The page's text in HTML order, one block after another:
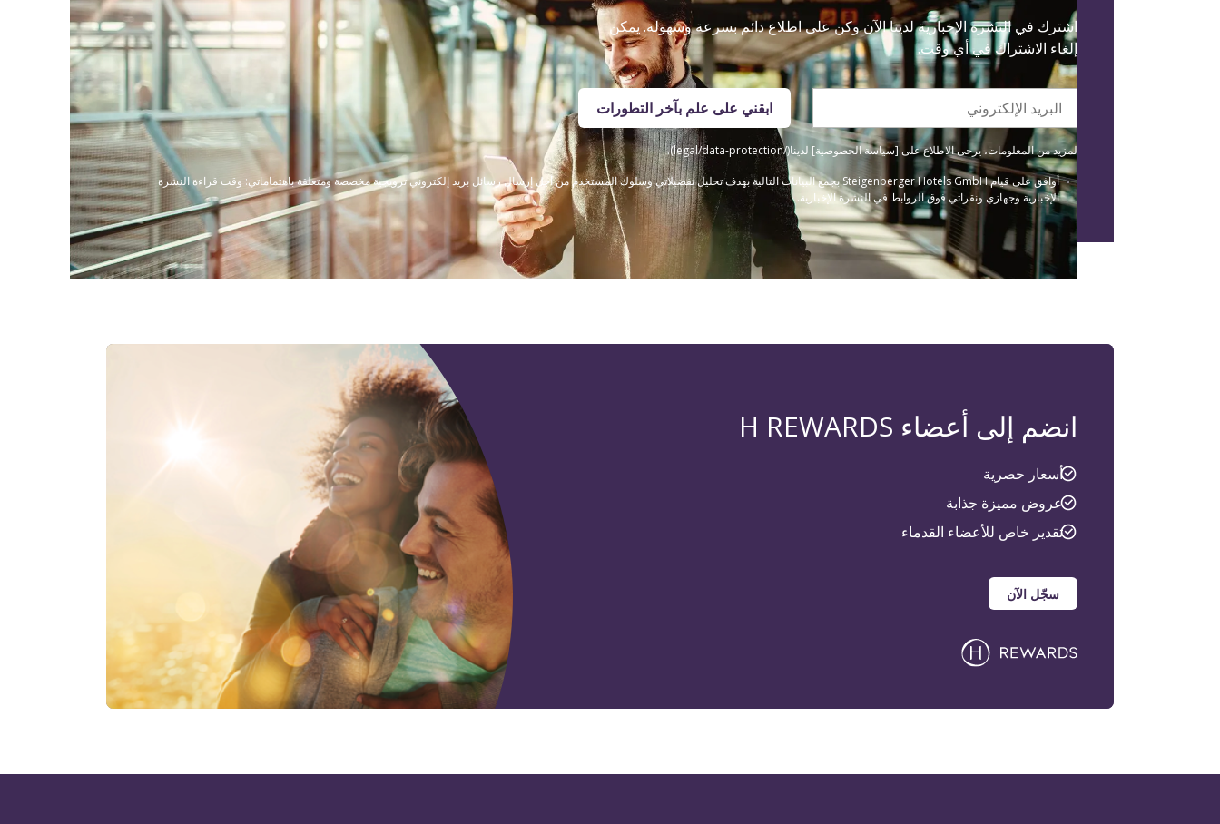
اشترك في النشرة الإخبارية لدينا الآن وكن على اطلاع دائم بسرعة وسهولة. يمكن
إلغاء الاشتراك في أي وقت.
البريد الإلكتروني ابقني على علم بآخر التطورات
لمزيد من المعلومات، يرجى الاطلاع على [سياسة الخصوصية] لدينا(/legal/data-protection).
أوافق على قيام Steigenberger Hotels GmbH بجمع البيانات التالية بهدف تحليل تفضيلاتي وسلوك المستخدم من أجل إرسال رسائل بريد إلكتروني ترويجية مخصصة ومتعلقة باهتماماتي: وقت قراءة النشرة
الإخبارية وجهازي ونقراتي فوق الروابط في النشرة الإخبارية.
انضم إلى أعضاء H REWARDS
أسعار حصرية
عروض مميزة جذابة
تقدير خاص للأعضاء القدماء
سجّل الآن